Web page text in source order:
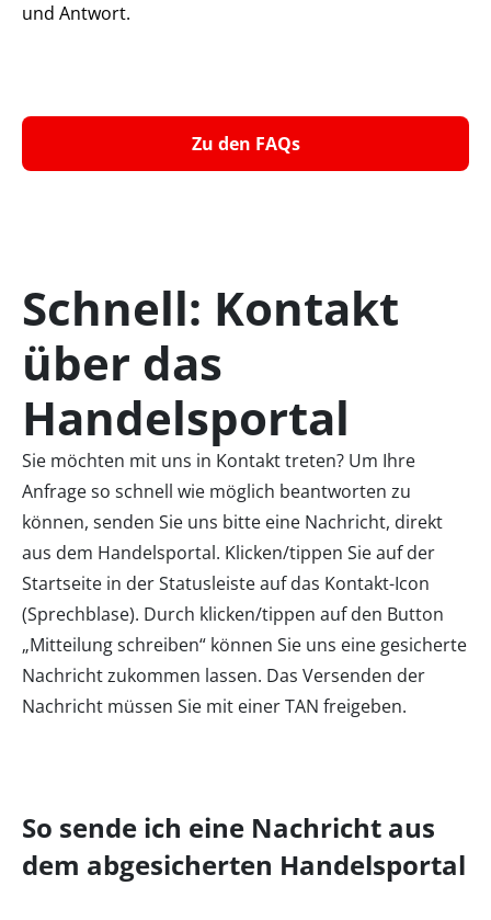
und Antwort.
Zu den FAQs
Schnell: Kontakt
über das
Handelsportal
Sie möchten mit uns in Kontakt treten? Um Ihre
Anfrage so schnell wie möglich beantworten zu
können, senden Sie uns bitte eine Nachricht, direkt
aus dem Handelsportal. Klicken/tippen Sie auf der
Startseite in der Statusleiste auf das Kontakt-Icon
(Sprechblase). Durch klicken/tippen auf den Button
„Mitteilung schreiben“ können Sie uns eine gesicherte
Nachricht zukommen lassen. Das Versenden der
Nachricht müssen Sie mit einer TAN freigeben.
So sende ich eine Nachricht aus
dem abgesicherten Handelsportal